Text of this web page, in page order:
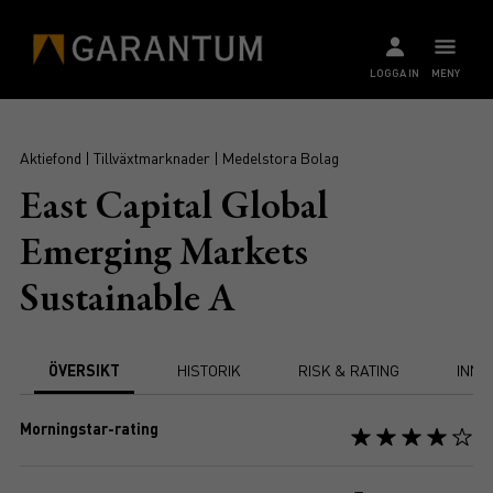
MENY
LOGGA IN
Aktiefond | Tillväxtmarknader | Medelstora Bolag
East Capital Global
Emerging Markets
Sustainable A
ÖVERSIKT HISTORIK RISK & RATING
Morningstar-rating